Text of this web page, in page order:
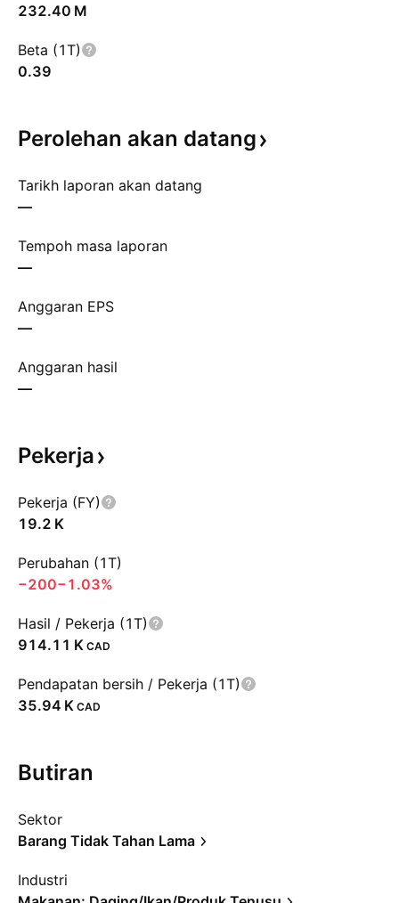
‪232.40 M‬
Beta (1T)
0.39
Perolehan akan datang
Tarikh laporan akan datang
—
Tempoh masa laporan
—
Anggaran EPS
—
Anggaran hasil
—
Pekerja
Pekerja (FY)
‪19.2 K‬
Perubahan (1T)
−200−1.03%
Hasil / Pekerja (1T)
‪914.11 K‬ CAD
Pendapatan bersih / Pekerja (1T)
‪35.94 K‬ CAD
Butiran
Sektor
Barang Tidak Tahan Lama
Industri